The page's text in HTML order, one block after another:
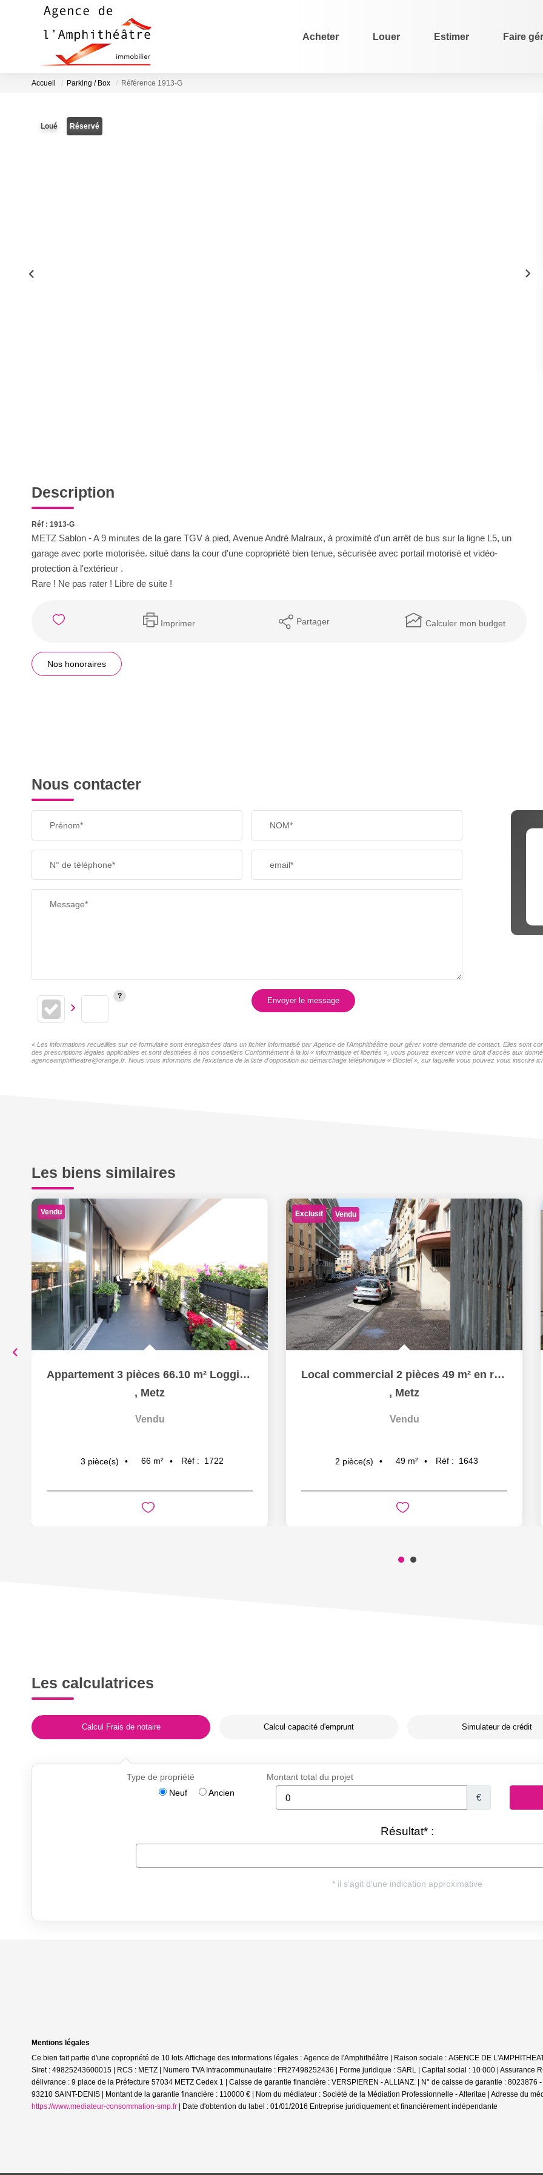
Acheter Louer Estimer Faire
Accueil Parking / Box Référence 1913-G
Loué Réservé
Description
Réf : 1913-G
METZ Sablon - A 9 minutes de la gare TGV à pied, Avenue André Malraux, à proximité d'un arrêt de bus sur la ligne L5, un
garage avec porte motorisée. situé dans la cour d'une copropriété bien tenue, sécurisée avec portail motorisé et vidéo-
protection à l'extérieur .
Rare ! Ne pas rater ! Libre de suite !
Imprimer Partager Calculer mon budget
Nos honoraires
Nous contacter
Prénom* NOM*
N° de téléphone* email*
Message*
Envoyer le message
« Les informations recueillies sur ce formulaire sont enregistrées dans un fichier informatisé par Agence de l'Amphithéâtre pour gérer votre demande de contact. Elles sont
des prescriptions légales applicables et sont destinées à nos conseillers Conformément à la loi « informatique et libertés », vous pouvez exercer votre droit d'accès aux
agenceamphitheatre@orange.fr. Nous vous informons de l'existence de la liste d'opposition au démarchage téléphonique « Bloctel », sur laquelle vous pouvez vous inscrire
Les biens similaires
Vendu
Appartement 3 pièces 66.10 m² Loggia Garage à vendre à...
, Metz
Vendu
3 pièce(s) 66 m² Réf : 1722
Exclusif Vendu
Local commercial 2 pièces 49 m² en rez-de-chaussée à vendre...
, Metz
Vendu
2 pièce(s) 49 m² Réf : 1643
Les calculatrices
Calcul Frais de notaire Calcul capacité d'emprunt Simulateur de crédit
Mentions légales
Ce bien fait partie d'une copropriété de 10 lots.Affichage des informations légales : Agence de l'Amphithéâtre | Raison sociale : AGENCE DE
Siret : 49825243600015 | RCS : METZ | Numero TVA Intracommunautaire : FR27498252436 | Forme juridique : SARL | Capital social : 10 000 | Assurance
délivrance : 9 place de la Préfecture 57034 METZ Cedex 1 | Caisse de garantie financière : VERSPIEREN - ALLIANZ. | N° de caisse de garantie :
93210 SAINT-DENIS | Montant de la garantie financière : 110000 € | Nom du médiateur : Société de la Médiation Professionnelle - Alteritae | Adresse du
https://www.mediateur-consommation-smp.fr | Date d'obtention du label : 01/01/2016 Entreprise juridiquement et financièrement indépendante